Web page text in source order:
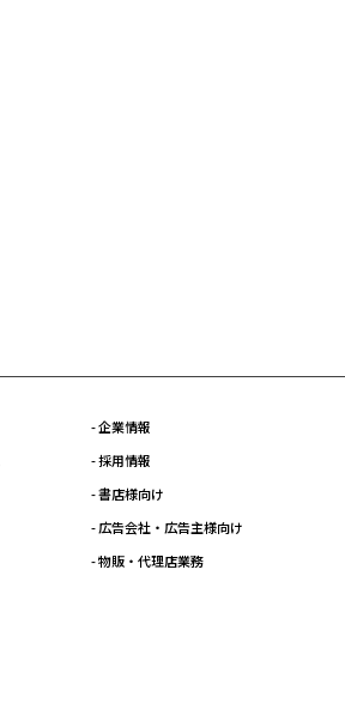
- 企業情報
- 採用情報
- 書店様向け
- 広告会社・広告主様向け
- 物販・代理店業務